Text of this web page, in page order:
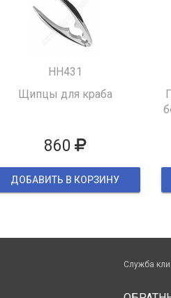
HH431
Щипцы для краба
860
ДОБАВИТЬ В КОРЗИНУ
Служба